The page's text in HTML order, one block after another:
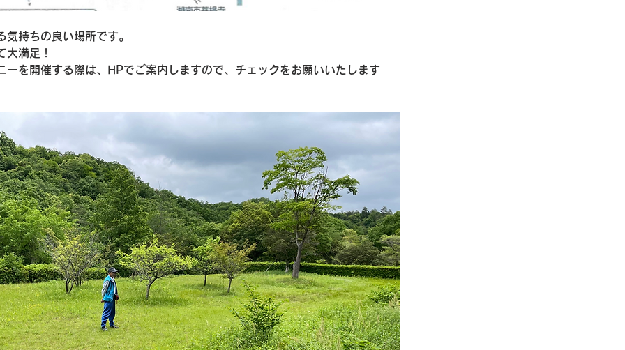
持ちの良い場所です。
大満足！
ーを開催する際は、HPでご案内しますので、チェックをお願いいたします